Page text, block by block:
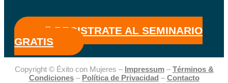
REGISTRATE AL SEMINARIO
GRATIS
Copyright © Éxito con Mujeres – Impressum–Términos &
Condiciones– Política de Privacidad –Contacto